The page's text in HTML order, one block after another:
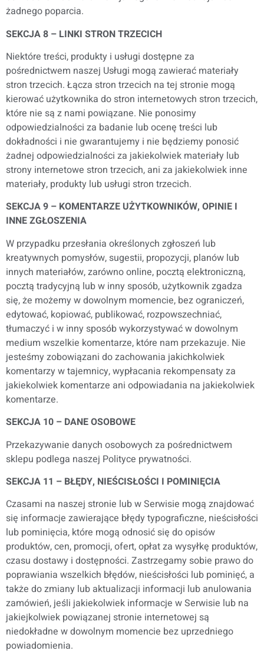
żadnego poparcia.
SEKCJA 8 – LINKI STRON TRZECICH
Niektóre treści, produkty i usługi dostępne za
pośrednictwem naszej Usługi mogą zawierać materiały
stron trzecich. Łącza stron trzecich na tej stronie mogą
kierować użytkownika do stron internetowych stron trzecich,
które nie są z nami powiązane. Nie ponosimy
odpowiedzialności za badanie lub ocenę treści lub
dokładności i nie gwarantujemy i nie będziemy ponosić
żadnej odpowiedzialności za jakiekolwiek materiały lub
strony internetowe stron trzecich, ani za jakiekolwiek inne
materiały, produkty lub usługi stron trzecich.
SEKCJA 9 – KOMENTARZE UŻYTKOWNIKÓW, OPINIE I
INNE ZGŁOSZENIA
W przypadku przesłania określonych zgłoszeń lub
kreatywnych pomysłów, sugestii, propozycji, planów lub
innych materiałów, zarówno online, pocztą elektroniczną,
pocztą tradycyjną lub w inny sposób, użytkownik zgadza
się, że możemy w dowolnym momencie, bez ograniczeń,
edytować, kopiować, publikować, rozpowszechniać,
tłumaczyć i w inny sposób wykorzystywać w dowolnym
medium wszelkie komentarze, które nam przekazuje. Nie
jesteśmy zobowiązani do zachowania jakichkolwiek
komentarzy w tajemnicy, wypłacania rekompensaty za
jakiekolwiek komentarze ani odpowiadania na jakiekolwiek
komentarze.
SEKCJA 10 – DANE OSOBOWE
Przekazywanie danych osobowych za pośrednictwem
sklepu podlega naszej Polityce prywatności.
SEKCJA 11 – BŁĘDY, NIEŚCISŁOŚCI I POMINIĘCIA
Czasami na naszej stronie lub w Serwisie mogą znajdować
się informacje zawierające błędy typograficzne, nieścisłości
lub pominięcia, które mogą odnosić się do opisów
produktów, cen, promocji, ofert, opłat za wysyłkę produktów,
czasu dostawy i dostępności. Zastrzegamy sobie prawo do
poprawiania wszelkich błędów, nieścisłości lub pominięć, a
także do zmiany lub aktualizacji informacji lub anulowania
zamówień, jeśli jakiekolwiek informacje w Serwisie lub na
jakiejkolwiek powiązanej stronie internetowej są
niedokładne w dowolnym momencie bez uprzedniego
powiadomienia.